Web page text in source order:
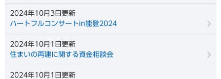
2024年10月3日更新
ハートフルコンサートin能登2024
2024年10月1日更新
住まいの再建に関する資金相談会
2024年10月1日更新